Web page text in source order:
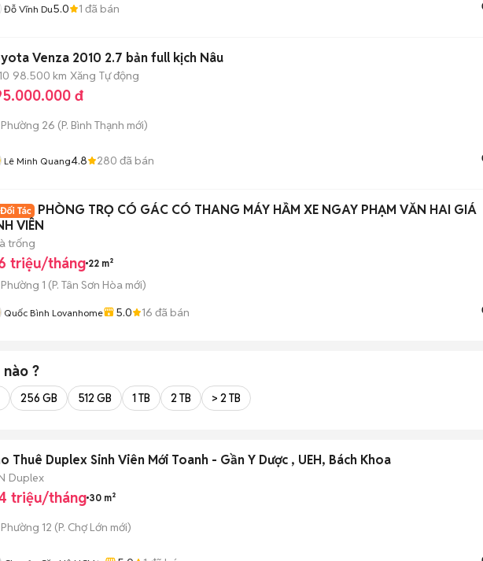
Đỗ Vĩnh Du5.0 1 đã bán
Venza 2010 2.7 bản full kịch Nâu
98.500 km Xăng Tự động
đ
Phường 26 (P. Bình Thạnh mới)
Lê Minh Quang4.8 280 đã bán
PHÒNG TRỌ CÓ GÁC CÓ THANG MÁY HẦM XE NGAY PHẠM VĂN HAI GIÁ
VIÊN
trống
triệu/tháng 22 m²
Phường 1 (P. Tân Sơn Hòa mới)
Quốc Bình Lovanhome 5.0 16 đã bán
nào ?
256 GB 512 GB 1 TB 2 TB > 2 TB
Thuê Duplex Sinh Viên Mới Toanh - Gần Y Dược , UEH, Bách Khoa
Duplex
triệu/tháng 30 m²
Phường 12 (P. Chợ Lớn mới)